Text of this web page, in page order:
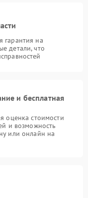
гарантия на
детали, что
и бесплатная
оценка стоимости
и возможность
или онлайн на